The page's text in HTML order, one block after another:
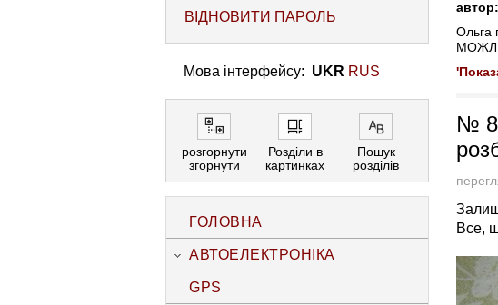
ВІДНОВИТИ ПАРОЛЬ
Мова інтерфейсу: UKR RUS
розгорнути
згорнути
Розділи в
картинках
Пошук
розділів
ГОЛОВНА
АВТОЕЛЕКТРОНІКА
GPS
Ольга
№
Все,